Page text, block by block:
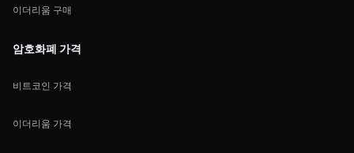
이더리움 구매
암호화폐 가격
비트코인 가격
이더리움 가격